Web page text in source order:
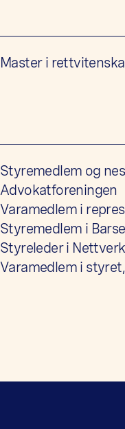
Master i
Styremedlem og
Advokatforeningen
Varamedlem i
Styremedlem i
Styreleder i
Varamedlem i